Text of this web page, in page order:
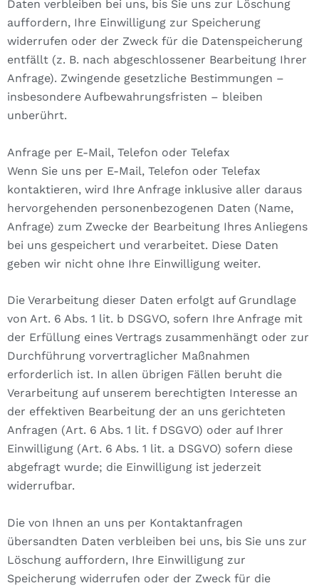
Daten verbleiben bei uns, bis Sie uns zur Löschung
auffordern, Ihre Einwilligung zur Speicherung
widerrufen oder der Zweck für die Datenspeicherung
entfällt (z. B. nach abgeschlossener Bearbeitung Ihrer
Anfrage). Zwingende gesetzliche Bestimmungen –
insbesondere Aufbewahrungsfristen – bleiben
unberührt.
Anfrage per E-Mail, Telefon oder Telefax
Wenn Sie uns per E-Mail, Telefon oder Telefax
kontaktieren, wird Ihre Anfrage inklusive aller daraus
hervorgehenden personenbezogenen Daten (Name,
Anfrage) zum Zwecke der Bearbeitung Ihres Anliegens
bei uns gespeichert und verarbeitet. Diese Daten
geben wir nicht ohne Ihre Einwilligung weiter.
Die Verarbeitung dieser Daten erfolgt auf Grundlage
von Art. 6 Abs. 1 lit. b DSGVO, sofern Ihre Anfrage mit
der Erfüllung eines Vertrags zusammenhängt oder zur
Durchführung vorvertraglicher Maßnahmen
erforderlich ist. In allen übrigen Fällen beruht die
Verarbeitung auf unserem berechtigten Interesse an
der effektiven Bearbeitung der an uns gerichteten
Anfragen (Art. 6 Abs. 1 lit. f DSGVO) oder auf Ihrer
Einwilligung (Art. 6 Abs. 1 lit. a DSGVO) sofern diese
abgefragt wurde; die Einwilligung ist jederzeit
widerrufbar.
Die von Ihnen an uns per Kontaktanfragen
übersandten Daten verbleiben bei uns, bis Sie uns zur
Löschung auffordern, Ihre Einwilligung zur
Speicherung widerrufen oder der Zweck für die